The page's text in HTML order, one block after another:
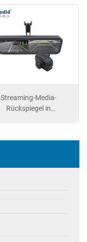
Streaming-Media-
Rückspiegel in